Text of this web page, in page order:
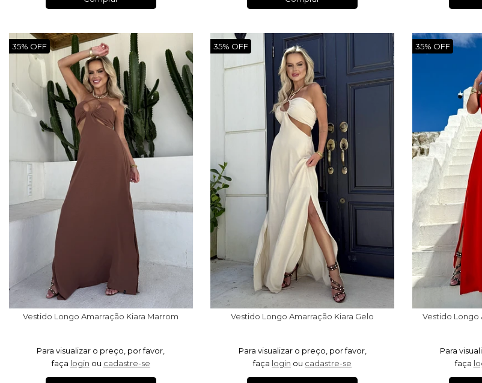
35% OFF
Vestido Longo Amarração Kiara Marrom
Para visualizar o preço, por favor,
faça login ou cadastre-se
35% OFF
Vestido Longo Amarração Kiara Gelo
Para visualizar o preço, por favor,
faça login ou cadastre-se
35% OFF
Vestido Longo
Para
faça